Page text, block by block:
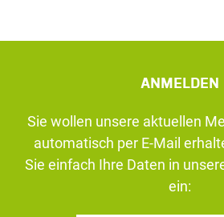
ANMELDEN
Sie wollen unsere aktuellen
automatisch per E-Mail
Sie einfach Ihre Daten in
ein: